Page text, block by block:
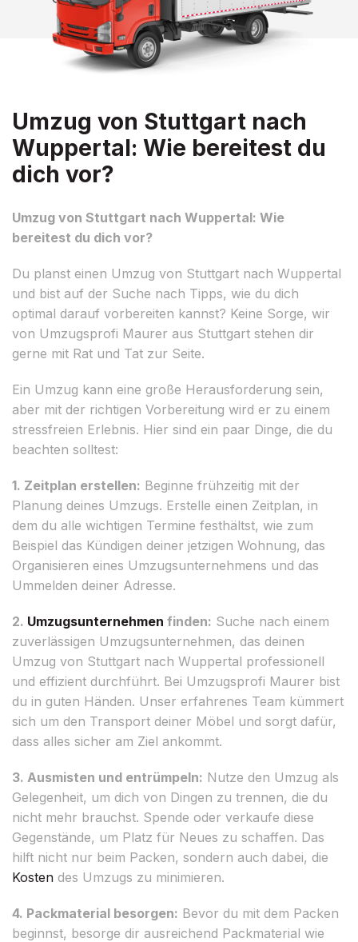
Umzug von Stuttgart nach
Wuppertal: Wie bereitest du
dich vor?
Umzug von Stuttgart nach Wuppertal: Wie
bereitest du dich vor?
Du planst einen Umzug von Stuttgart nach Wuppertal
und bist auf der Suche nach Tipps, wie du dich
optimal darauf vorbereiten kannst? Keine Sorge, wir
von Umzugsprofi Maurer aus Stuttgart stehen dir
gerne mit Rat und Tat zur Seite.
Ein Umzug kann eine große Herausforderung sein,
aber mit der richtigen Vorbereitung wird er zu einem
stressfreien Erlebnis. Hier sind ein paar Dinge, die du
beachten solltest:
1. Zeitplan erstellen: Beginne frühzeitig mit der
Planung deines Umzugs. Erstelle einen Zeitplan, in
dem du alle wichtigen Termine festhältst, wie zum
Beispiel das Kündigen deiner jetzigen Wohnung, das
Organisieren eines Umzugsunternehmens und das
Ummelden deiner Adresse.
2. Umzugsunternehmen finden: Suche nach einem
zuverlässigen Umzugsunternehmen, das deinen
Umzug von Stuttgart nach Wuppertal professionell
und effizient durchführt. Bei Umzugsprofi Maurer bist
du in guten Händen. Unser erfahrenes Team kümmert
sich um den Transport deiner Möbel und sorgt dafür,
dass alles sicher am Ziel ankommt.
3. Ausmisten und entrümpeln: Nutze den Umzug als
Gelegenheit, um dich von Dingen zu trennen, die du
nicht mehr brauchst. Spende oder verkaufe diese
Gegenstände, um Platz für Neues zu schaffen. Das
hilft nicht nur beim Packen, sondern auch dabei, die
Kosten des Umzugs zu minimieren.
4. Packmaterial besorgen: Bevor du mit dem Packen
beginnst, besorge dir ausreichend Packmaterial wie